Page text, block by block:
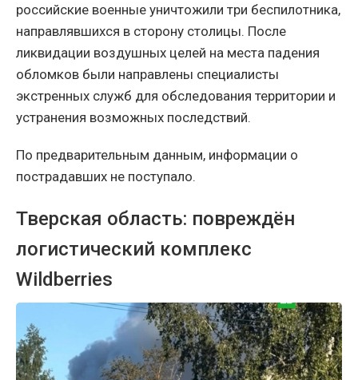
российские военные уничтожили три беспилотника,
направлявшихся в сторону столицы. После
ликвидации воздушных целей на места падения
обломков были направлены специалисты
экстренных служб для обследования территории и
устранения возможных последствий.
По предварительным данным, информации о
пострадавших не поступало.
Тверская область: повреждён
логистический комплекс
Wildberries